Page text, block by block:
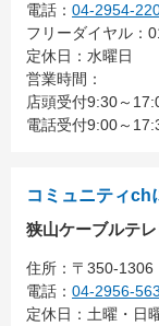
電話： 04-2954-
フリーダイヤル：
定休日：水曜日
営業時間：
店頭受付9:30～
電話受付9:00～
コミュニティch
狭山ケーブルテ
住所： 〒350-1306
電話： 04-2956-
定休日：土曜・日